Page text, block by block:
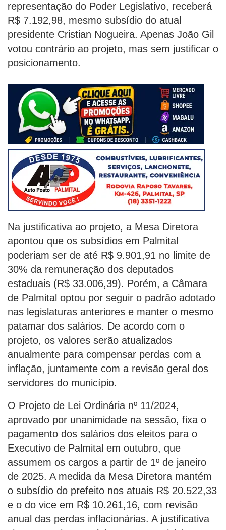
representação do Poder Legislativo, receberá
R$ 7.192,98, mesmo subsídio do atual
presidente Cristian Nogueira. Apenas João Gil
votou contrário ao projeto, mas sem justificar o
posicionamento.
Na justificativa ao projeto, a Mesa Diretora
apontou que os subsídios em Palmital
poderiam ser de até R$ 9.901,91 no limite de
30% da remuneração dos deputados
estaduais (R$ 33.006,39). Porém, a Câmara
de Palmital optou por seguir o padrão adotado
nas legislaturas anteriores e manter o mesmo
patamar dos salários. De acordo com o
projeto, os valores serão atualizados
anualmente para compensar perdas com a
inflação, juntamente com a revisão geral dos
servidores do município.
O Projeto de Lei Ordinária nº 11/2024,
aprovado por unanimidade na sessão, fixa o
pagamento dos salários dos eleitos para o
Executivo de Palmital em outubro, que
assumem os cargos a partir de 1º de janeiro
de 2025. A medida da Mesa Diretora mantém
o subsídio do prefeito nos atuais R$ 20.522,33
e o do vice em R$ 10.261,16, com revisão
anual das perdas inflacionárias. A justificativa